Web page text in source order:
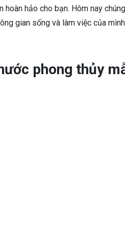
hảo cho bạn. Hôm nay
gian sống và làm việc của
phong thủy